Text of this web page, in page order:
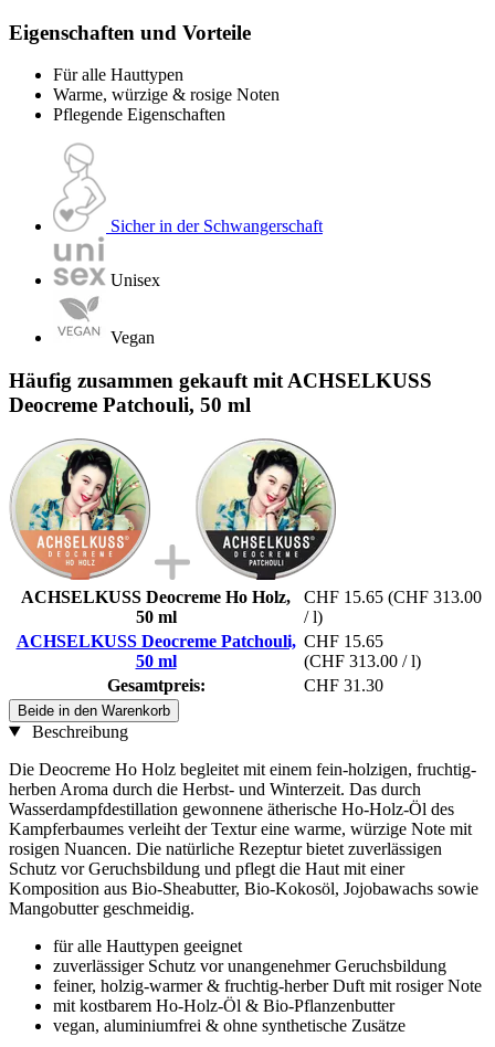
Eigenschaften und Vorteile
Für alle Hauttypen
Warme, würzige & rosige Noten
Pflegende Eigenschaften
Sicher in der Schwangerschaft
Unisex
Vegan
Häufig zusammen gekauft mit ACHSELKUSS
Deocreme Patchouli, 50 ml
ACHSELKUSS Deocreme Ho Holz,
50 ml
CHF 15.65 (CHF 313.00
/ l)
ACHSELKUSS Deocreme Patchouli,
50 ml
CHF 15.65
(CHF 313.00 / l)
Gesamtpreis:
CHF 31.30
Beide in den Warenkorb
Beschreibung
Die Deocreme Ho Holz begleitet mit einem fein-holzigen, fruchtig-
herben Aroma durch die Herbst- und Winterzeit. Das durch
Wasserdampfdestillation gewonnene ätherische Ho-Holz-Öl des
Kampferbaumes verleiht der Textur eine warme, würzige Note mit
rosigen Nuancen. Die natürliche Rezeptur bietet zuverlässigen
Schutz vor Geruchsbildung und pflegt die Haut mit einer
Komposition aus Bio-Sheabutter, Bio-Kokosöl, Jojobawachs sowie
Mangobutter geschmeidig.
für alle Hauttypen geeignet
zuverlässiger Schutz vor unangenehmer Geruchsbildung
feiner, holzig-warmer & fruchtig-herber Duft mit rosiger Note
mit kostbarem Ho-Holz-Öl & Bio-Pflanzenbutter
vegan, aluminiumfrei & ohne synthetische Zusätze